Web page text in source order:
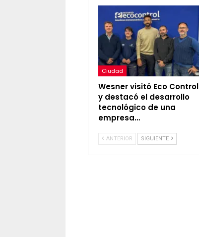
Ciudad
Wesner visitó Eco Control
y destacó el desarrollo
tecnológico de una
empresa…
ANTERIOR SIGUIENTE